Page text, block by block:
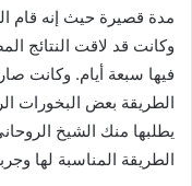
مدة قصيرة حيث إنه قام
وكانت قد لاقت النتائج
فيها سبعة أيام. وكانت
الطريقة بعض البخورات
يطلبها منك الشيخ
الطريقة المناسبة لها